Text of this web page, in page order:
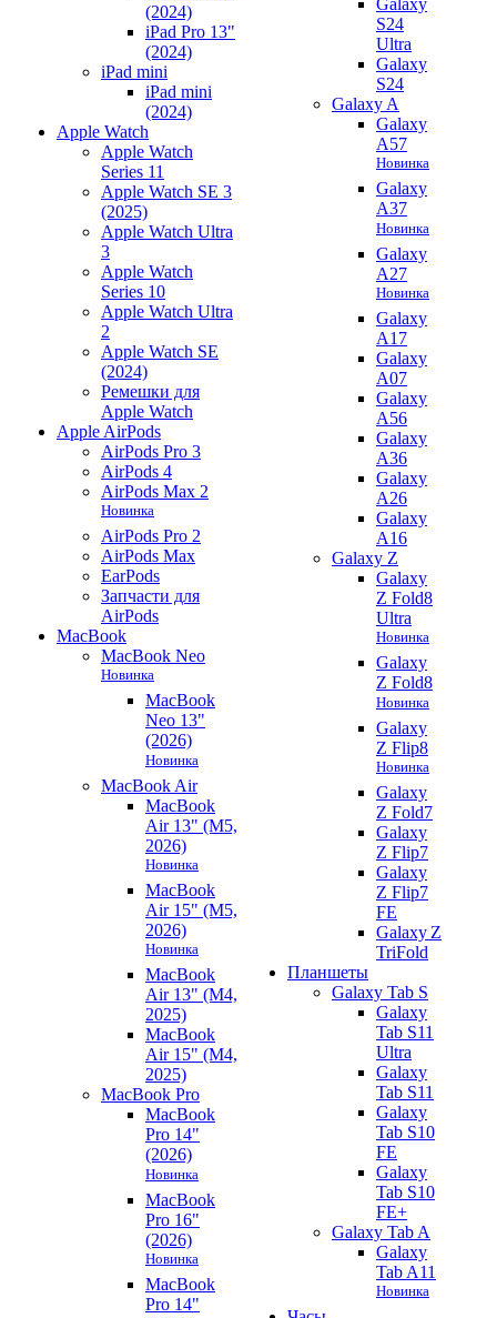
(2024)
iPad Pro 13"
(2024)
iPad mini
iPad mini
(2024)
Apple Watch
Apple Watch
Series 11
Apple Watch SE 3
(2025)
Apple Watch Ultra
3
Apple Watch
Series 10
Apple Watch Ultra
2
Apple Watch SE
(2024)
Ремешки для
Apple Watch
Apple AirPods
AirPods Pro 3
AirPods 4
AirPods Max 2
Новинка
AirPods Pro 2
AirPods Max
EarPods
Запчасти для
AirPods
MacBook
MacBook Neo
Новинка
MacBook
Neo 13"
(2026)
Новинка
MacBook Air
MacBook
Air 13" (M5,
2026)
Новинка
MacBook
Air 15" (M5,
2026)
Новинка
MacBook
Air 13" (M4,
2025)
MacBook
Air 15" (M4,
2025)
MacBook Pro
MacBook
Pro 14"
(2026)
Новинка
MacBook
Pro 16"
(2026)
Новинка
MacBook
Pro 14"
Galaxy
S24
Ultra
Galaxy
S24
Galaxy A
Galaxy
A57
Новинка
Galaxy
A37
Новинка
Galaxy
A27
Новинка
Galaxy
A17
Galaxy
A07
Galaxy
A56
Galaxy
A36
Galaxy
A26
Galaxy
A16
Galaxy Z
Galaxy
Z Fold8
Ultra
Новинка
Galaxy
Z Fold8
Новинка
Galaxy
Z Flip8
Новинка
Galaxy
Z Fold7
Galaxy
Z Flip7
Galaxy
Z Flip7
FE
Galaxy Z
TriFold
Планшеты
Galaxy Tab S
Galaxy
Tab S11
Ultra
Galaxy
Tab S11
Galaxy
Tab S10
FE
Galaxy
Tab S10
FE+
Galaxy Tab A
Galaxy
Tab A11
Новинка